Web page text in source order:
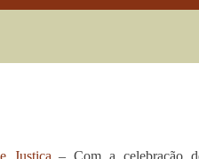
Justiça – Com a celebração